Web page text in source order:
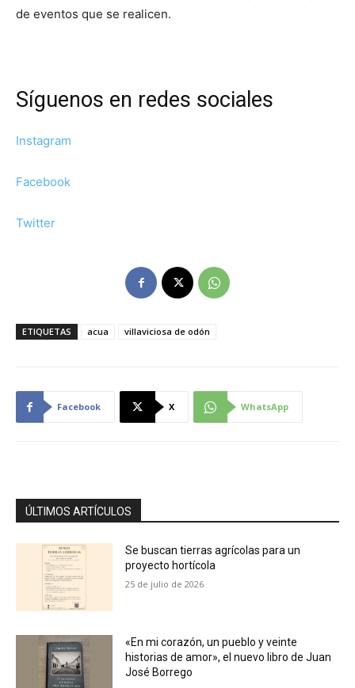
de eventos que se realicen.
Síguenos en redes sociales
Instagram
Facebook
Twitter
ETIQUETAS acua villaviciosa de odón
Facebook X WhatsApp
ÚLTIMOS ARTÍCULOS
Se buscan tierras agrícolas para un
proyecto hortícola
25 de julio de 2026
«En mi corazón, un pueblo y veinte
historias de amor», el nuevo libro de Juan
José Borrego